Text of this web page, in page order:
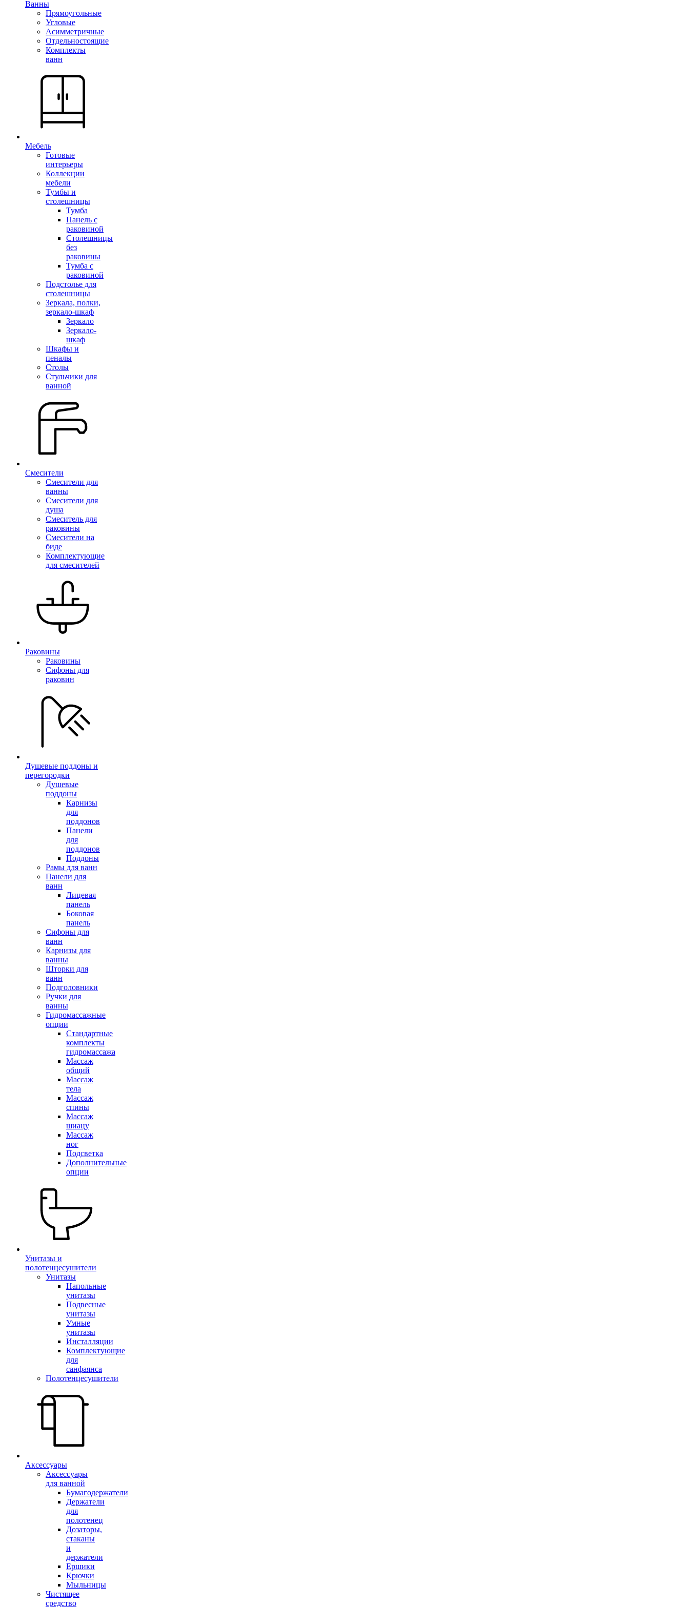
Ванны
Прямоугольные
Угловые
Асимметричные
Отдельностоящие
Комплекты
ванн
Мебель
Готовые
интерьеры
Коллекции
мебели
Тумбы и
столешницы
Тумба
Панель с
раковиной
Столешницы
без
раковины
Тумба с
раковиной
Подстолье для
столешницы
Зеркала, полки,
зеркало-шкаф
Зеркало
Зеркало-
шкаф
Шкафы и
пеналы
Столы
Стульчики для
ванной
Смесители
Смесители для
ванны
Смесители для
душа
Смеситель для
раковины
Смесители на
биде
Комплектующие
для смесителей
Раковины
Раковины
Сифоны для
раковин
Душевые поддоны и
перегородки
Душевые
поддоны
Карнизы
для
поддонов
Панели
для
поддонов
Поддоны
Рамы для ванн
Панели для
ванн
Лицевая
панель
Боковая
панель
Сифоны для
ванн
Карнизы для
ванны
Шторки для
ванн
Подголовники
Ручки для
ванны
Гидромассажные
опции
Стандартные
комплекты
гидромассажа
Массаж
общий
Массаж
тела
Массаж
спины
Массаж
шиацу
Массаж
ног
Подсветка
Дополнительные
опции
Унитазы и
полотенцесушители
Унитазы
Напольные
унитазы
Подвесные
унитазы
Умные
унитазы
Инсталляции
Комплектующие
для
санфаянса
Полотенцесушители
Аксессуары
Аксессуары
для ванной
Бумагодержатели
Держатели
для
полотенец
Дозаторы,
стаканы
и
держатели
Ершики
Крючки
Мыльницы
Чистящее
средство